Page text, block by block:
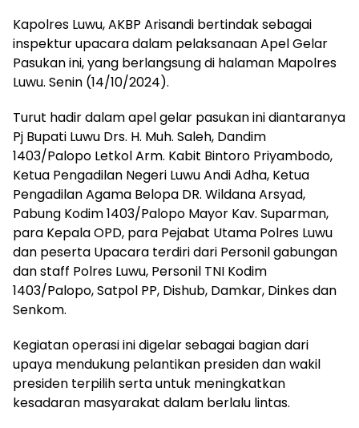
Kapolres Luwu, AKBP Arisandi bertindak sebagai
inspektur upacara dalam pelaksanaan Apel Gelar
Pasukan ini, yang berlangsung di halaman Mapolres
Luwu. Senin (14/10/2024).
Turut hadir dalam apel gelar pasukan ini diantaranya
Pj Bupati Luwu Drs. H. Muh. Saleh, Dandim
1403/Palopo Letkol Arm. Kabit Bintoro Priyambodo,
Ketua Pengadilan Negeri Luwu Andi Adha, Ketua
Pengadilan Agama Belopa DR. Wildana Arsyad,
Pabung Kodim 1403/Palopo Mayor Kav. Suparman,
para Kepala OPD, para Pejabat Utama Polres Luwu
dan peserta Upacara terdiri dari Personil gabungan
dan staff Polres Luwu, Personil TNI Kodim
1403/Palopo, Satpol PP, Dishub, Damkar, Dinkes dan
Senkom.
Kegiatan operasi ini digelar sebagai bagian dari
upaya mendukung pelantikan presiden dan wakil
presiden terpilih serta untuk meningkatkan
kesadaran masyarakat dalam berlalu lintas.